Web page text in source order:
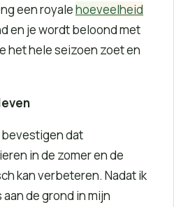
een royalehoeveelheid
en je wordt beloond met
het hele seizoen zoet en
bevestigen dat
in de zomer en de
kan verbeteren. Nadat ik
de grond in mijn